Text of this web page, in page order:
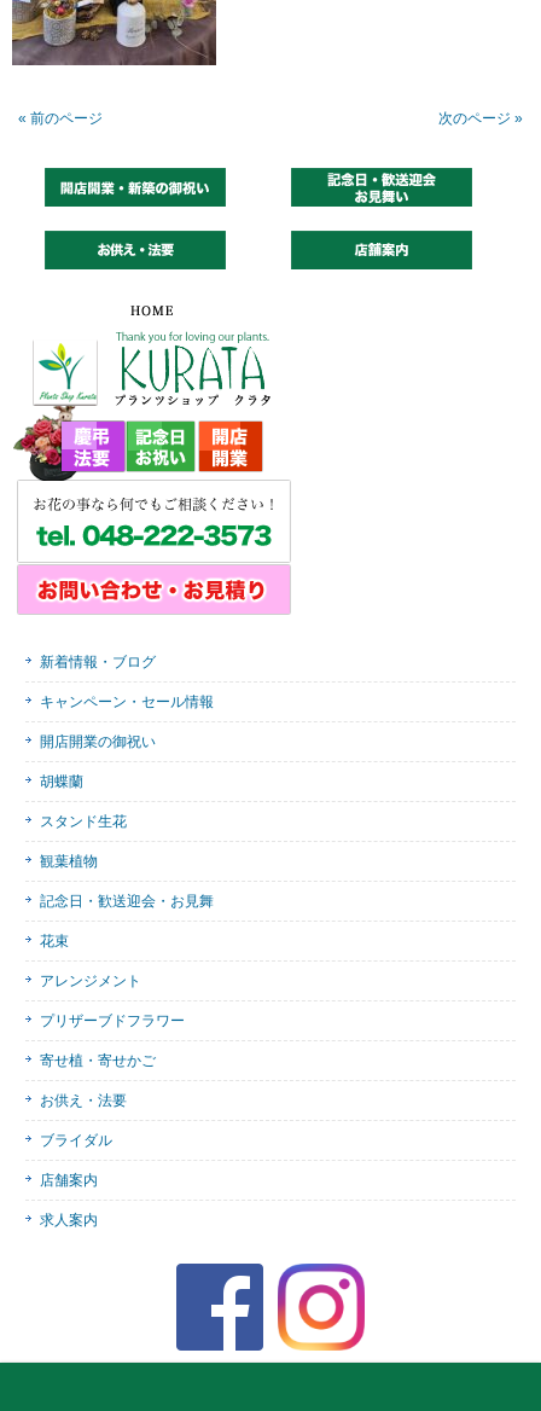
« 前のページ 次のページ »
新着情報・ブログ
キャンペーン・セール情報
開店開業の御祝い
胡蝶蘭
スタンド生花
観葉植物
記念日・歓送迎会・お見舞
花束
アレンジメント
プリザーブドフラワー
寄せ植・寄せかご
お供え・法要
ブライダル
店舗案内
求人案内